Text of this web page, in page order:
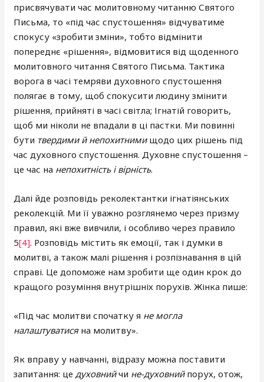
присвячувати час молитовному читанню Святого
Письма, то «під час спустошення» відчуватиме
спокусу «зробити зміни», тобто відмінити
попереднє «рішення», відмовитися від щоденного
молитовного читання Святого Письма. Тактика
ворога в часі темряви духовного спустошення
полягає в тому, щоб спокусити людину змінити
рішення, прийняті в часі світла; Ігнатій говорить,
щоб ми ніколи не впадали в ці пастки. Ми повинні
бути твердими й непохитнимищодо цих рішень під
час духовного спустошення. Духовне спустошення –
це час на непохитність і вірність.
Далі йде розповідь реколектантки ігнатіянських
реколекцій. Ми її уважно розглянемо через призму
правил, які вже вивчили, і особливо через правило
5[4]. Розповідь містить як емоції, так і думки в
молитві, а також малі рішення і розпізнавання в цій
справі. Це допоможе нам зробити ще один крок до
кращого розуміння внутрішніх порухів. Жінка пише:
«Під час молитви спочатку я не могла
налаштуватисяна молитву».
Як вправу у навчанні, відразу можна поставити
запитання: цедуховнийчи не-духовнийпорух, отож,